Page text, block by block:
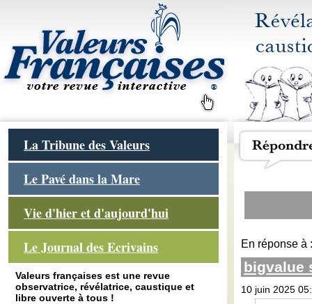
La Tribune des Valeurs
Le Pavé dans la Mare
Vie d'hier et d'aujourd'hui
Le Journal des Ecrivains
Valeurs françaises est une revue
observatrice, révélatrice, caustique et
libre ouverte à tous !
En réponse à :
bigvalue
10 juin 2025